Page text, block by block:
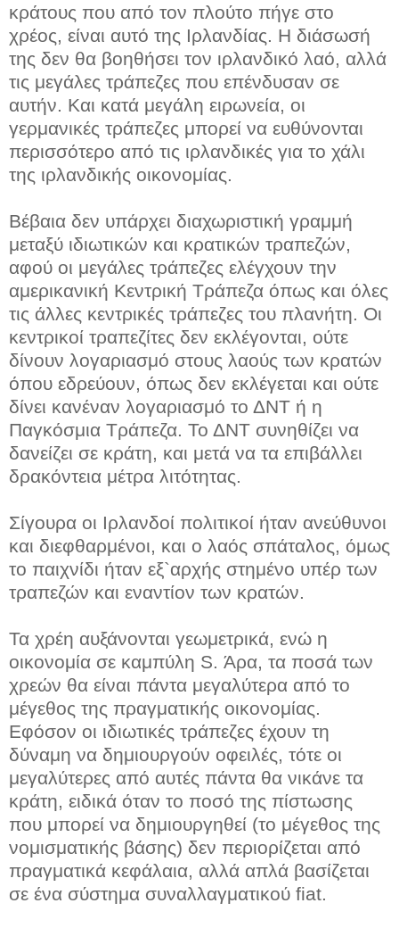
κράτους που από τον πλούτο πήγε στο
χρέος, είναι αυτό της Ιρλανδίας. Η διάσωσή
της δεν θα βοηθήσει τον ιρλανδικό λαό, αλλά
τις μεγάλες τράπεζες που επένδυσαν σε
αυτήν. Και κατά μεγάλη ειρωνεία, οι
γερμανικές τράπεζες μπορεί να ευθύνονται
περισσότερο από τις ιρλανδικές για το χάλι
της ιρλανδικής οικονομίας.
Βέβαια δεν υπάρχει διαχωριστική γραμμή
μεταξύ ιδιωτικών και κρατικών τραπεζών,
αφού οι μεγάλες τράπεζες ελέγχουν την
αμερικανική Κεντρική Τράπεζα όπως και όλες
τις άλλες κεντρικές τράπεζες του πλανήτη. Οι
κεντρικοί τραπεζίτες δεν εκλέγονται, ούτε
δίνουν λογαριασμό στους λαούς των κρατών
όπου εδρεύουν, όπως δεν εκλέγεται και ούτε
δίνει κανέναν λογαριασμό το ΔΝΤ ή η
Παγκόσμια Τράπεζα. Το ΔΝΤ συνηθίζει να
δανείζει σε κράτη, και μετά να τα επιβάλλει
δρακόντεια μέτρα λιτότητας.
Σίγουρα οι Ιρλανδοί πολιτικοί ήταν ανεύθυνοι
και διεφθαρμένοι, και ο λαός σπάταλος, όμως
το παιχνίδι ήταν εξ`αρχής στημένο υπέρ των
τραπεζών και εναντίον των κρατών.
Τα χρέη αυξάνονται γεωμετρικά, ενώ η
οικονομία σε καμπύλη S. Άρα, τα ποσά των
χρεών θα είναι πάντα μεγαλύτερα από το
μέγεθος της πραγματικής οικονομίας.
Εφόσον οι ιδιωτικές τράπεζες έχουν τη
δύναμη να δημιουργούν οφειλές, τότε οι
μεγαλύτερες από αυτές πάντα θα νικάνε τα
κράτη, ειδικά όταν το ποσό της πίστωσης
που μπορεί να δημιουργηθεί (το μέγεθος της
νομισματικής βάσης) δεν περιορίζεται από
πραγματικά κεφάλαια, αλλά απλά βασίζεται
σε ένα σύστημα συναλλαγματικού fiat.